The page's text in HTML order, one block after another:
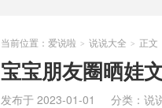
当前位置： 爱说啦 > 说说大全 > 正文
宝宝朋友圈晒娃
发布于 2023-01-01 分类： 说